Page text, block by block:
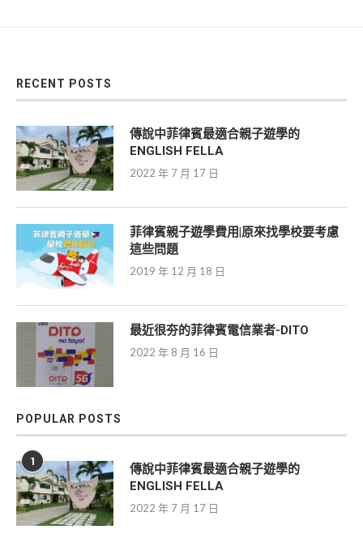
RECENT POSTS
傳說中菲律賓最適合親子遊學的
ENGLISH FELLA
2022 年 7 月 17 日
菲律賓親子遊學費用|原來找學校要考慮
這些問題
2019 年 12 月 18 日
最近很夯的菲律賓電信業者-DITO
2022 年 8 月 16 日
POPULAR POSTS
1
傳說中菲律賓最適合親子遊學的
ENGLISH FELLA
2022 年 7 月 17 日